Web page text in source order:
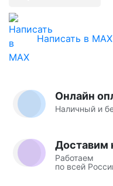
Написать в MAX
Онлайн
Наличный и
Доставим
Работаем
по всей